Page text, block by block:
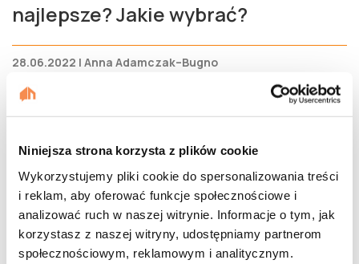
Niniejsza strona korzysta z plików cookie
Wykorzystujemy pliki cookie do spersonalizowania treści
i reklam, aby oferować funkcje społecznościowe i
analizować ruch w naszej witrynie. Informacje o tym, jak
korzystasz z naszej witryny, udostępniamy partnerom
społecznościowym, reklamowym i analitycznym.
najlepsze? Jakie wybrać?
28.06.2022 | Anna Adamczak–Bugno